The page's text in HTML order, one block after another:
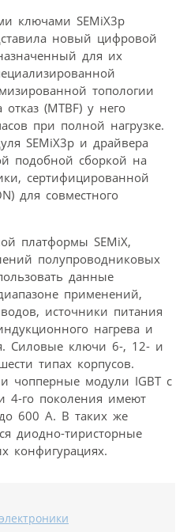
ключами SEMiX3p
новый цифровой
для их
топологии
(MTBF) у него
при полной нагрузке.
SEMiX3p и драйвера
подобной сборкой на
сертифицированной
для совместного
платформы SEMiX,
полупроводниковых
данные
применений,
источники питания
нагрева и
Силовые ключи 6-, 12- и
типах корпусов.
чопперные модули IGBT с
4-го поколения имеют
600 A. В таких же
диодно-тиристорные
конфигурациях.